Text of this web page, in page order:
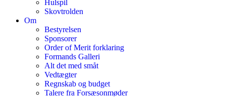
Hulspil
Skovtrolden
Om
Bestyrelsen
Sponsorer
Order of Merit forklaring
Formands Galleri
Alt det med småt
Vedtægter
Regnskab og budget
Talere fra Forsæsonmøder